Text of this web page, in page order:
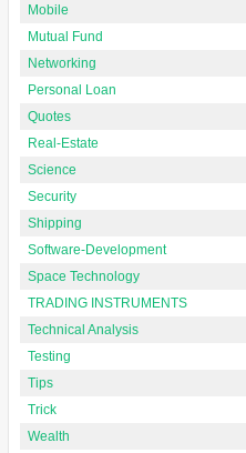
Mobile
Mutual Fund
Networking
Personal Loan
Quotes
Real-Estate
Science
Security
Shipping
Software-Development
Space Technology
TRADING INSTRUMENTS
Technical Analysis
Testing
Tips
Trick
Wealth